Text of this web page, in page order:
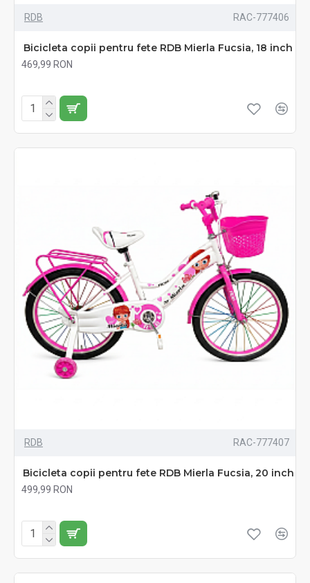
RDB RAC-777406
Bicicleta copii pentru fete RDB Mierla Fucsia, 18 inch
469,99 RON
RDB RAC-777407
Bicicleta copii pentru fete RDB Mierla Fucsia, 20 inch
499,99 RON